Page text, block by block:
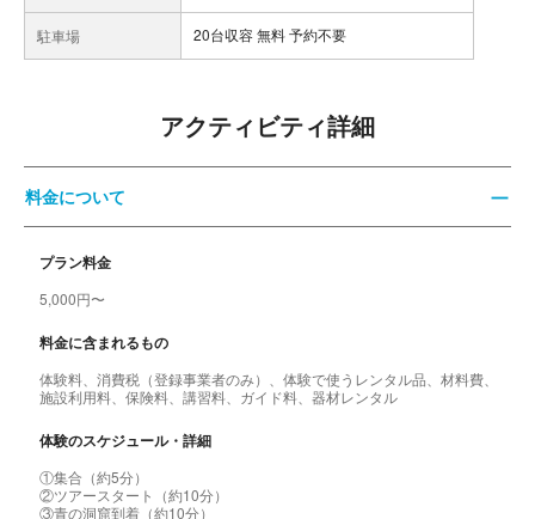
駐車場 20台収容 無料 予約不要
アクティビティ詳細
料金について
プラン料金
5,000円〜
料金に含まれるもの
体験料、消費税（登録事業者のみ）、体験で使うレンタル品、材料費、
施設利用料、保険料、講習料、ガイド料、器材レンタル
体験のスケジュール・詳細
①集合（約5分）
②ツアースタート（約10分）
③青の洞窟到着（約10分）